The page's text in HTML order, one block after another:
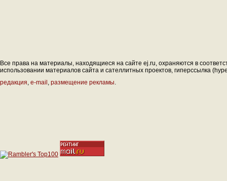
Все права на материалы, находящиеся на сайте ej.ru, охраняются в
использовании материалов сайта и сателлитных проектов, гиперссылка
редакция, e-mail , размещение рекламы.